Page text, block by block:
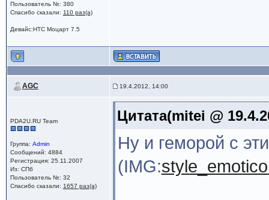
Пользователь №: 380
Спасибо сказали: 110 раз(а)
Девайс:HTC Моцарт 7.5
AGC 19.4.2012, 14:00
PDA2U.RU Team
Группа: Admin
Сообщений: 4884
Регистрация: 25.11.2007
Из: СПб
Пользователь №: 32
Спасибо сказали: 1657 раз(а)
Цитата(mitei @
Ну и геморой с
(IMG: